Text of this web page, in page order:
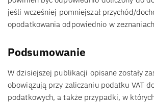
jeśli wcześniej pomniejszał przychód/
opodatkowania odpowiednio w
Podsumowanie
W dzisiejszej publikacji opisane zostały
obowiązują przy zaliczaniu podatku VAT
podatkowych, a także przypadki, w